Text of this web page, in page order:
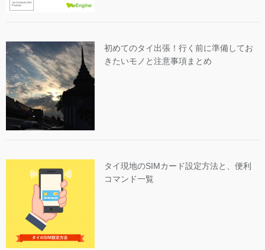
初めてのタイ出張！行く前に準備してお
きたいモノと注意事項まとめ
タイ現地のSIMカード設定方法と、便利
コマンド一覧